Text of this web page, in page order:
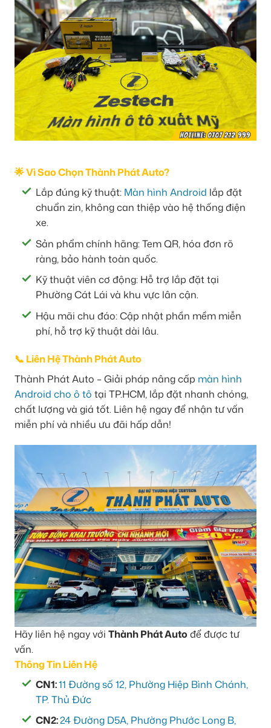
🌟 Vì Sao Chọn Thành Phát Auto?
Lắp đúng kỹ thuật: Màn hình Android lắp đặt
chuẩn zin, không can thiệp vào hệ thống điện
xe.
Sản phẩm chính hãng: Tem QR, hóa đơn rõ
ràng, bảo hành toàn quốc.
Kỹ thuật viên cơ động: Hỗ trợ lắp đặt tại
Phường Cát Lái và khu vực lân cận.
Hậu mãi chu đáo: Cập nhật phần mềm miễn
phí, hỗ trợ kỹ thuật dài lâu.
📞 Liên Hệ Thành Phát Auto
Thành Phát Auto – Giải pháp nâng cấp màn hình
Android cho ô tô tại TP.HCM, lắp đặt nhanh chóng,
chất lượng và giá tốt. Liên hệ ngay để nhận tư vấn
miễn phí và nhiều ưu đãi hấp dẫn!
Hãy liên hệ ngay với Thành Phát Auto để được tư
vấn.
Thông Tin Liên Hệ
CN1:11 Đường số 12, Phường Hiệp Bình Chánh,
TP. Thủ Đức
CN2:24 Đường D5A, Phường Phước Long B,